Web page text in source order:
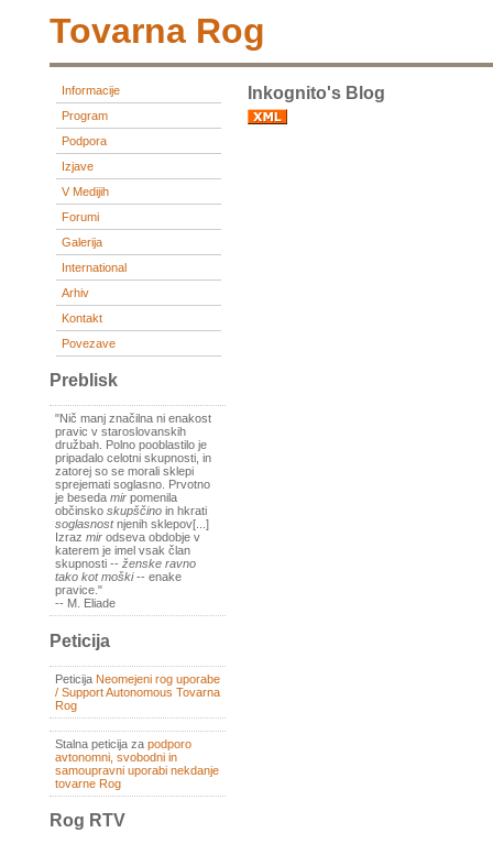
Tovarna Rog
Informacije
Program
Podpora
Izjave
V Medijih
Forumi
Galerija
International
Arhiv
Kontakt
Povezave
Preblisk
"Nič manj značilna ni enakost
pravic v staroslovanskih
družbah. Polno pooblastilo je
pripadalo celotni skupnosti, in
zatorej so se morali sklepi
sprejemati soglasno. Prvotno
je beseda mir pomenila
občinsko skupščino in hkrati
soglasnostnjenih sklepov[...]
Izraz mir odseva obdobje v
katerem je imel vsak član
skupnosti -- ženske ravno
tako kot moški-- enake
pravice."
-- M. Eliade
Peticija
Peticija Neomejeni rog uporabe
/ Support Autonomous Tovarna
Rog
Stalna peticija za podporo
avtonomni, svobodni in
samoupravni uporabi nekdanje
tovarne Rog
Rog RTV
Inkognito's Blog